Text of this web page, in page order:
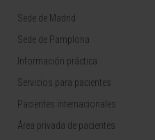
Sede de Madrid
Sede de Pamplona
Información práctica
Servicios para pacientes
Pacientes internacionales
Área privada de pacientes